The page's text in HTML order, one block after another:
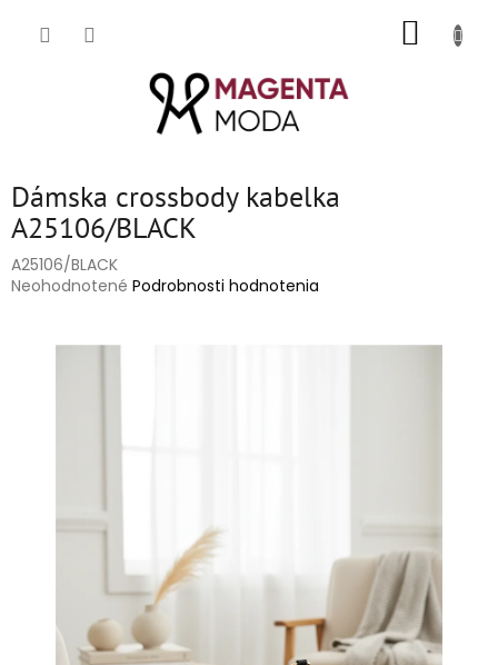
Dámska crossbody kabelka
A25106/BLACK
A25106/BLACK
Priemerné
Neohodnotené Podrobnosti hodnotenia